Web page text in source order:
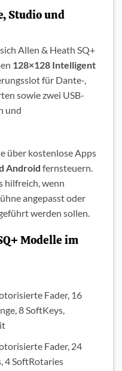
Studio und
Allen & Heath SQ+
128×128 Intelligent
für Dante-,
sowie zwei USB-
und
über kostenlose Apps
Android fernsteuern.
hilfreich, wenn
angepasst oder
werden sollen.
Modelle im
Fader, 16
8 SoftKeys,
Fader, 24
4 SoftRotaries